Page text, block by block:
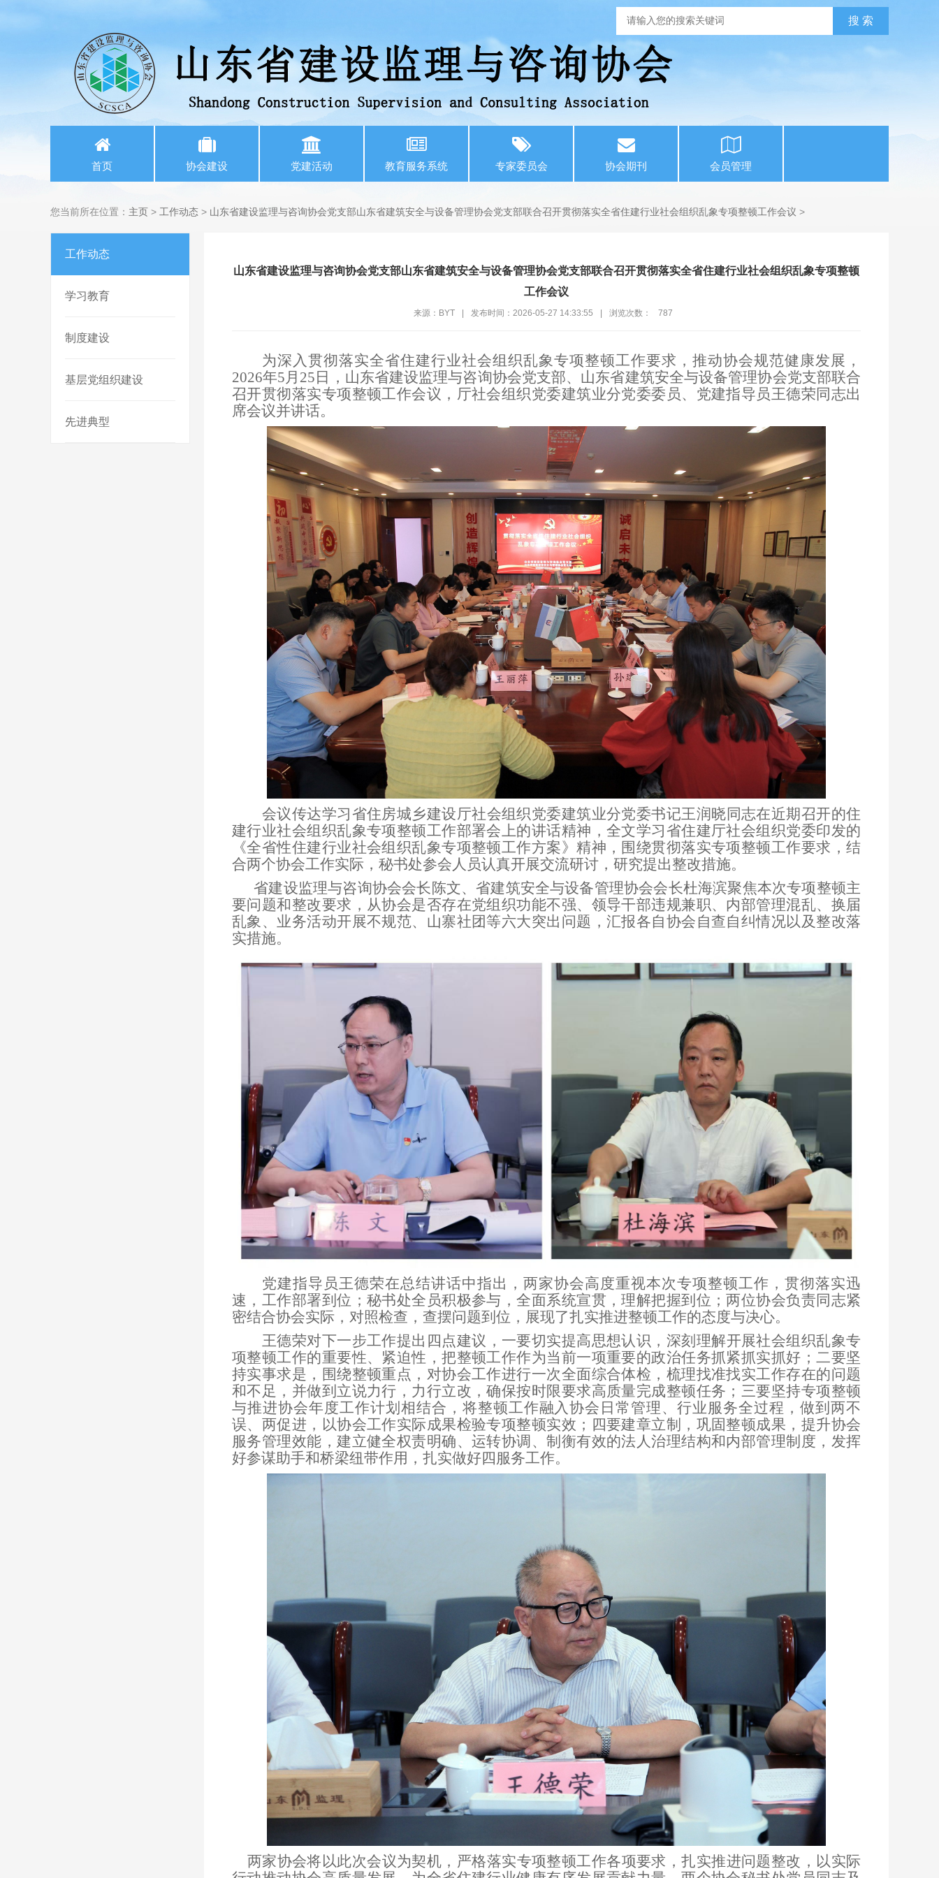
首页 协会建设 党建活动 教育服务系统 专家委员会 协会期刊 会员管理
您当前所在位置： 主页 > 工作动态 > 山东省建设监理与咨询协会党支部山东省建筑安全与设备管理协会党支部联合召开贯彻落实全省住建行业社会组织乱象专项整顿工作会议 >
工作动态
学习教育
制度建设
基层党组织建设
先进典型
山东省建设监理与咨询协会党支部山东省建筑安全与设备管理协会党支部联合召开贯彻落实全省住建行业社会组织乱象专项整顿
工作会议
来源：BYT 发布时间：2026-05-27 14:33:55 浏览次数： 787
为深入贯彻落实全省住建行业社会组织乱象专项整顿工作要求，推动协会规范健康发展，
2026年5月25日，山东省建设监理与咨询协会党支部、山东省建筑安全与设备管理协会党支部联合
召开贯彻落实专项整顿工作会议，厅社会组织党委建筑业分党委委员、党建指导员王德荣同志出
席会议并讲话。
会议传达学习省住房城乡建设厅社会组织党委建筑业分党委书记王润晓同志在近期召开的住
建行业社会组织乱象专项整顿工作部署会上的讲话精神，全文学习省住建厅社会组织党委印发的
《全省性住建行业社会组织乱象专项整顿工作方案》精神，围绕贯彻落实专项整顿工作要求，结
合两个协会工作实际，秘书处参会人员认真开展交流研讨，研究提出整改措施。
省建设监理与咨询协会会长陈文、省建筑安全与设备管理协会会长杜海滨聚焦本次专项整顿主
要问题和整改要求，从协会是否存在党组织功能不强、领导干部违规兼职、内部管理混乱、换届
乱象、业务活动开展不规范、山寨社团等六大突出问题，汇报各自协会自查自纠情况以及整改落
实措施。
党建指导员王德荣在总结讲话中指出，两家协会高度重视本次专项整顿工作，贯彻落实迅
速，工作部署到位；秘书处全员积极参与，全面系统宣贯，理解把握到位；两位协会负责同志紧
密结合协会实际，对照检查，查摆问题到位，展现了扎实推进整顿工作的态度与决心。
王德荣对下一步工作提出四点建议，一要切实提高思想认识，深刻理解开展社会组织乱象专
项整顿工作的重要性、紧迫性，把整顿工作作为当前一项重要的政治任务抓紧抓实抓好；二要坚
持实事求是，围绕整顿重点，对协会工作进行一次全面综合体检，梳理找准找实工作存在的问题
和不足，并做到立说力行，力行立改，确保按时限要求高质量完成整顿任务；三要坚持专项整顿
与推进协会年度工作计划相结合，将整顿工作融入协会日常管理、行业服务全过程，做到两不
误、两促进，以协会工作实际成果检验专项整顿实效；四要建章立制，巩固整顿成果，提升协会
服务管理效能，建立健全权责明确、运转协调、制衡有效的法人治理结构和内部管理制度，发挥
好参谋助手和桥梁纽带作用，扎实做好四服务工作。
两家协会将以此次会议为契机，严格落实专项整顿工作各项要求，扎实推进问题整改，以实际